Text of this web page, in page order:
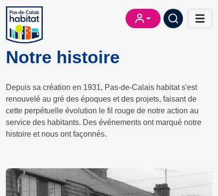
Notre histoire
Depuis sa création en 1931, Pas-de-Calais habitat s'est
renouvelé au gré des époques et des projets, faisant de
cette perpétuelle évolution le fil rouge de notre action au
service des habitants. Des événements ont marqué notre
histoire et nous ont façonnés.